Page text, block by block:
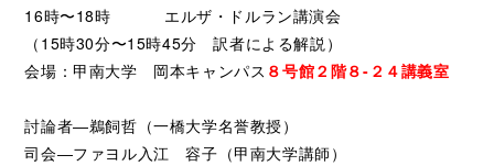
16時〜18時 エルザ・ドルラン講演会
（15時30分〜15時45分 訳者による解説）
会場：甲南大学 岡本キャンパス ８号館２階８-２４講義室
討論者―鵜飼哲（一橋大学名誉教授）
司会―ファヨル入江 容子（甲南大学講師）